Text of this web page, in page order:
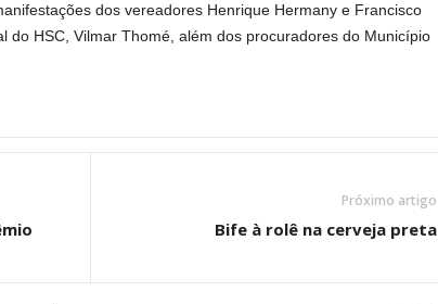
dos vereadores Henrique Hermany e Francisco
do HSC, Vilmar Thomé, além dos procuradores do Município
Próximo artigo
Bife à rolê na cerveja preta